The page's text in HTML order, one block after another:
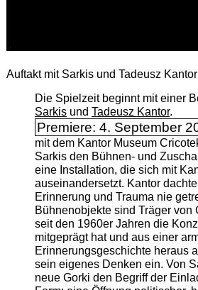
Auftakt mit Sarkis und Tadeusz Kantor
Die Spielzeit beginnt mit einer
Sarkisund Tadeusz Kantor.
Premiere: 4. September
mit dem Kantor Museum
Sarkis den Bühnen- und
eine Installation, die sich mit
auseinandersetzt. Kantor
Erinnerung und Trauma nie
Bühnenobjekte sind Träger von
seit den 1960er Jahren die
mitgeprägt hat und aus einer
Erinnerungsgeschichte heraus
sein eigenes Denken ein. Von
neue Gorki den Begriff der